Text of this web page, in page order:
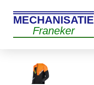
MECHANISATIE
Franeker